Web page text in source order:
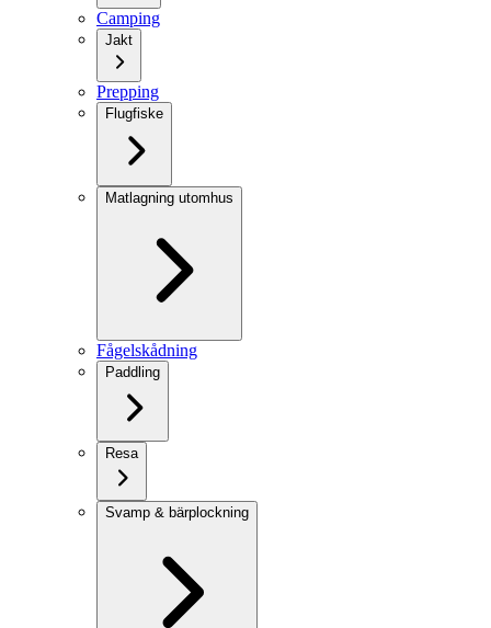
Camping
Jakt
Prepping
Flugfiske
Matlagning utomhus
Fågelskådning
Paddling
Resa
Svamp & bärplockning